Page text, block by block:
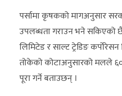
पर्सामा कृषकको मागअनुसार
उपलब्धता गराउन भने सकिएको
लिमिटेड र साल्ट ट्रेडिङ
तोकेको कोटाअनुसारको मलले ६०
पूरा गर्ने बताउछन् ।